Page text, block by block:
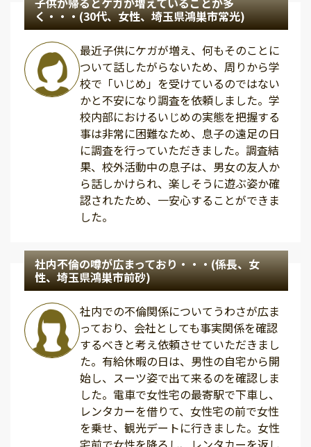
く・・・(30代、女性、埼玉県鴻巣市常光)
最近子供にケガが増え、何もそのことに
ついて話したがらないため、周りから学
校で「いじめ」を受けているのではない
かと不安になり調査を依頼しました。学
校内部におけるいじめの実態を把握する
事は非常に困難なため、息子の遠足の日
に調査を行っていただきました。調査結
果、校外活動中の息子は、男女の友人か
ら話しかけられ、楽しそうに遊ぶ姿か確
認されたため、一安心することができま
した。
社内不倫の噂が広まっており・・・(係長、女
性、埼玉県鴻巣市前砂)
社内での不倫関係についてうわさが広ま
っており、会社としても事実関係を確認
するべきと考え依頼させていただきまし
た。有給休暇の日は、男性の自宅から開
始し、スーツ姿で出て来るのを確認しま
した。電車で女性宅の最寄駅で下車し、
レンタカーを借りて、女性宅の前で女性
を乗せ、観光デートに行きました。女性